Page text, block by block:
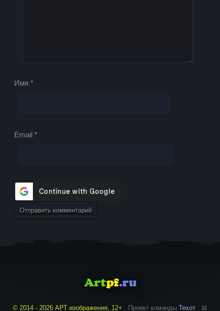
Имя*
Email*
© 2014 - 2026 АРТ изображения, 12+ Проект команды Техот 𝌴